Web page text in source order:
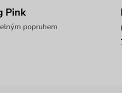
Pink
popruhem